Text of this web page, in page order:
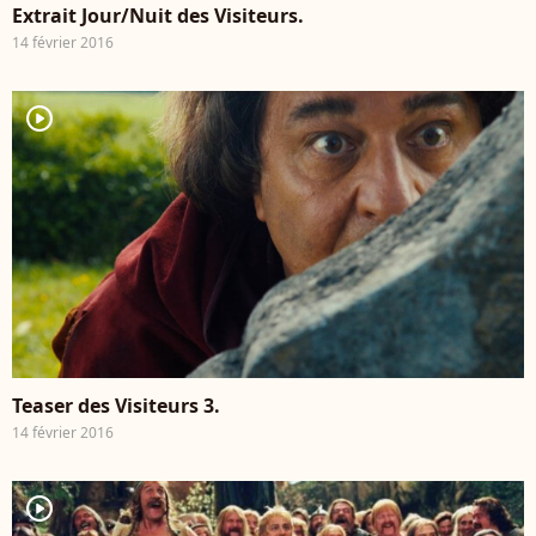
Extrait Jour/Nuit des Visiteurs.
14 février 2016
player2
Teaser des Visiteurs 3.
14 février 2016
player2